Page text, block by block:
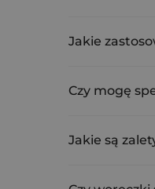
Jakie
Czy mogę
Jakie są